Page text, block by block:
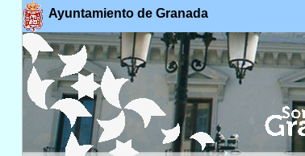
Ayuntamiento de Granada